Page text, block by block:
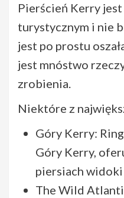
Pierścień Kerry
turystycznym i nie
jest po prostu
jest mnóstwo
zrobienia.
Niektóre z
Góry Kerry:
Góry Kerry,
piersiach
The Wild